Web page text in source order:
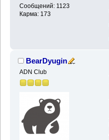
Сообщений: 1123
Карма: 173
BearDyugin
ADN Club